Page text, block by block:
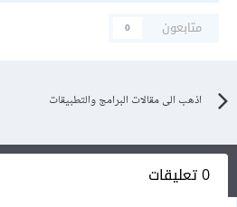
متابعون 0
اذهب الى مقالات البرامج والتطبيقات
0 تعليقات